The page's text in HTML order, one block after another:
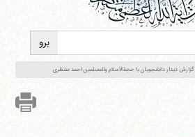
گزارش دیدار دانشجویان با حجةالاسلام والمسلمین احمد منتظری